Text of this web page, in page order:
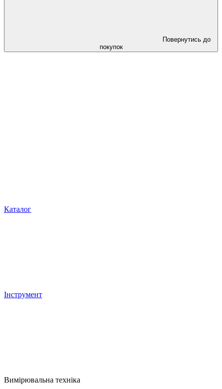
Повернутись до
покупок
Каталог
Інструмент
Вимірювальна техніка